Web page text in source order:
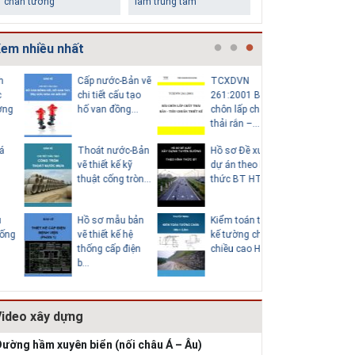
Những ngôi nhà một
tầng ít tiền vẫn đẹp
Lý do nên sử dụng gạch
block để xây nhà
Thiết kế nhà siêu nhỏ
độc đáo
nhiều nhất
Cấp nước-Bản vẽ
chi tiết cấu tạo
hố van đồng...
Thoát nước-Bản
vẽ thiết kế kỹ
thuật cống tròn...
Hồ sơ mẫu bản
vẽ thiết kế hệ
thống cấp điện
b...
TCXDVN
261:2001 Bãi
chôn lấp chất
thải rắn –...
Hồ sơ Đề xuất
dự án theo hình
thức BT HT107
Kiểm toán thiết
kế tường chắn
chiều cao Htb =...
xây dựng
hầm xuyên biển (nối châu Á – Âu)